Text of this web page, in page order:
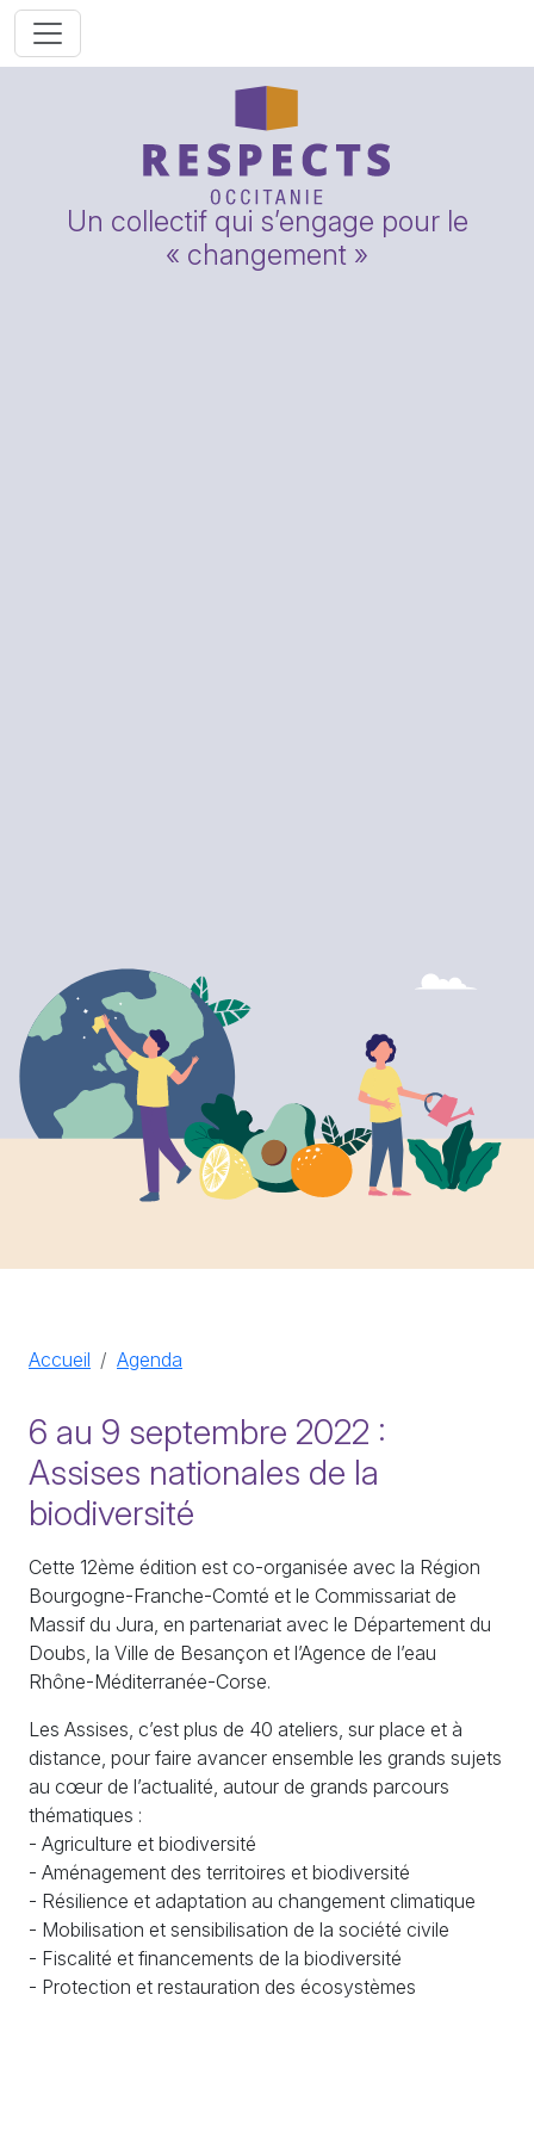
Un collectif qui s’engage pour le
« changement »
Accueil Agenda
6 au 9 septembre 2022 :
Assises nationales de la
biodiversité
Cette 12ème édition est co-organisée avec la Région
Bourgogne-Franche-Comté et le Commissariat de
Massif du Jura, en partenariat avec le Département du
Doubs, la Ville de Besançon et l’Agence de l’eau
Rhône-Méditerranée-Corse.
Les Assises, c’est plus de 40 ateliers, sur place et à
distance, pour faire avancer ensemble les grands sujets
au cœur de l’actualité, autour de grands parcours
thématiques :
- Agriculture et biodiversité
- Aménagement des territoires et biodiversité
- Résilience et adaptation au changement climatique
- Mobilisation et sensibilisation de la société civile
- Fiscalité et financements de la biodiversité
- Protection et restauration des écosystèmes